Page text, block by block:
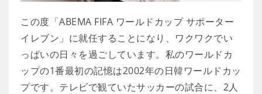
この度「ABEMA FIFA ワールドカップ サポーター
イレブン」に就任することになり、ワクワクでい
っぱいの日々を過ごしています。私のワールドカ
ップの1番最初の記憶は2002年の日韓ワールドカッ
プです。テレビで観ていたサッカーの試合に、2人